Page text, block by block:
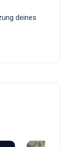
deines